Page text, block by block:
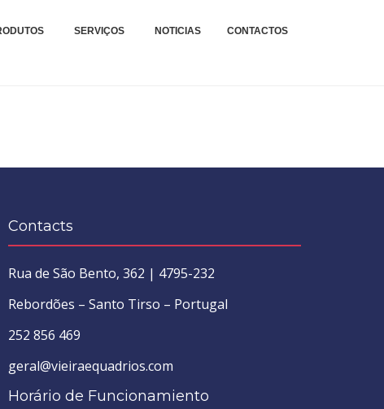
E REPARAÇÕES
SERVIÇOS NOTICIAS CONTACTOS
Contacts
Rua de São Bento, 362 | 4795-232
Rebordões – Santo Tirso – Portugal
252 856 469
geral@vieiraequadrios.com
Horário de Funcionamiento